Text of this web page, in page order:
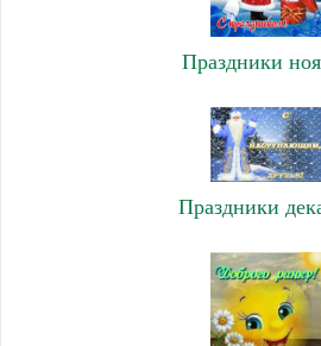
Праздники
Праздники